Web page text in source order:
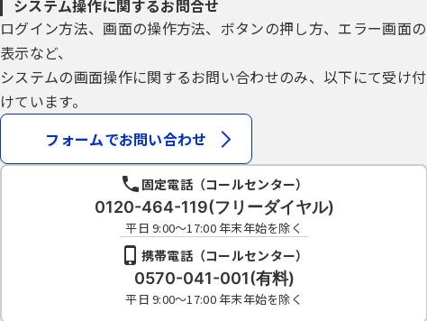
システム操作に関するお問合せ
ログイン方法、画面の操作方法、ボタンの押し方、エラー画面の
表示など、
システムの画面操作に関するお問い合わせのみ、以下にて受け付
けています。
フォームでお問い合わせ
固定電話（コールセンター）
0120-464-119(フリーダイヤル)
平日 9:00～17:00 年末年始を除く
携帯電話（コールセンター）
0570-041-001(有料)
平日 9:00～17:00 年末年始を除く